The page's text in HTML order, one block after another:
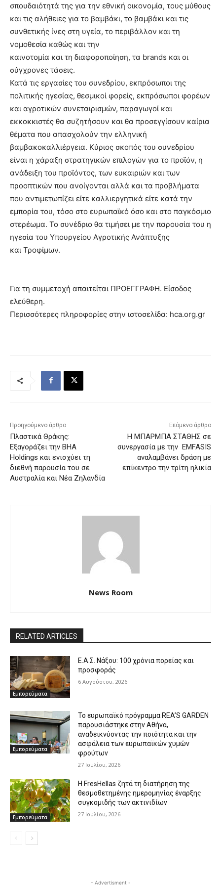
σπουδαιότητά της για την εθνική οικονομία, τους μύθους
και τις αλήθειες για το βαμβάκι, το βαμβάκι και τις
συνθετικής ίνες στη υγεία, το περιβάλλον και τη
νομοθεσία καθώς και την
καινοτομία και τη διαφοροποίηση, τα brands και οι
σύγχρονες τάσεις.
Κατά τις εργασίες του συνεδρίου, εκπρόσωποι της
πολιτικής ηγεσίας, θεσμικοί φορείς, εκπρόσωποι φορέων
και αγροτικών συνεταιρισμών, παραγωγοί και
εκκοκκιστές θα συζητήσουν και θα προσεγγίσουν καίρια
θέματα που απασχολούν την ελληνική
βαμβακοκαλλιέργεια. Κύριος σκοπός του συνεδρίου
είναι η χάραξη στρατηγικών επιλογών για το προϊόν, η
ανάδειξη του προϊόντος, των ευκαιριών και των
προοπτικών που ανοίγονται αλλά και τα προβλήματα
που αντιμετωπίζει είτε καλλιεργητικά είτε κατά την
εμπορία του, τόσο στο ευρωπαϊκό όσο και στο παγκόσμιο
στερέωμα. Το συνέδριο θα τιμήσει με την παρουσία του η
ηγεσία του Υπουργείου Αγροτικής Ανάπτυξης
και Τροφίμων.
Για τη συμμετοχή απαιτείται ΠΡΟΕΓΓΡΑΦΗ. Είσοδος
ελεύθερη.
Περισσότερες πληροφορίες στην ιστοσελίδα: hca.org.gr
Προηγούμενο άρθρο
Πλαστικά Θράκης:
Εξαγοράζει την BHA
Holdings και ενισχύει τη
διεθνή παρουσία του σε
Αυστραλία και Νέα Ζηλανδία
Επόμενο άρθρο
Η ΜΠΑΡΜΠΑ ΣΤΑΘΗΣ σε
συνεργασία με την EMFASIS
αναλαμβάνει δράση με
επίκεντρο την τρίτη ηλικία
News Room
RELATED ARTICLES
Εμπορεύματα
Ε.Α.Σ. Νάξου: 100 χρόνια πορείας και
προσφοράς
6 Αυγούστου, 2026
Εμπορεύματα
Το ευρωπαϊκό πρόγραμμα REA’S GARDEN
παρουσιάστηκε στην Αθήνα,
αναδεικνύοντας την ποιότητα και την
ασφάλεια των ευρωπαϊκών χυμών
φρούτων
27 Ιουλίου, 2026
Εμπορεύματα
Η FresHellas ζητά τη διατήρηση της
θεσμοθετημένης ημερομηνίας έναρξης
συγκομιδής των ακτινιδίων
27 Ιουλίου, 2026
- Advertisment -